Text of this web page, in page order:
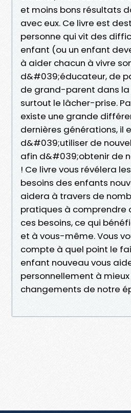
et moins bons résultats
avec eux. Ce livre est
personne qui vit des
enfant (ou un enfant
à aider chacun à vivre
d&#039;éducateur, de
de grand-parent dans
surtout le lâcher-prise.
existe une grande
dernières générations, il
d&#039;utiliser de
afin d&#039;obtenir de
! Ce livre vous révélera
besoins des enfants
aidera à travers de
pratiques à comprendre
ces besoins, ce qui
et à vous-même. Vous
compte à quel point le
enfant nouveau vous
personnellement à
changements de notre